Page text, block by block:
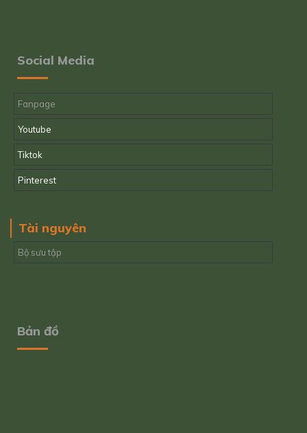
Social Media
Fanpage
Youtube
Tiktok
Pinterest
Tài nguyên
Bộ sưu tập
Bản đồ